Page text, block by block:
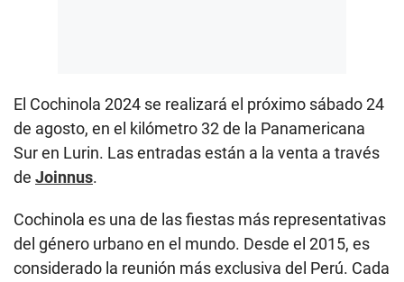
El Cochinola 2024 se realizará el próximo sábado 24
de agosto, en el kilómetro 32 de la Panamericana
Sur en Lurin. Las entradas están a la venta a través
de Joinnus.
Cochinola es una de las fiestas más representativas
del género urbano en el mundo. Desde el 2015, es
considerado la reunión más exclusiva del Perú. Cada